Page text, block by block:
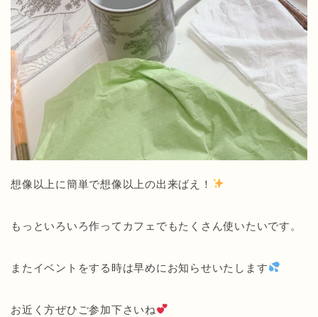
想像以上に簡単で想像以上の出来ばえ！
もっといろいろ作ってカフェでもたくさん使いたいです。
またイベントをする時は早めにお知らせいたします
お近く方ぜひご参加下さいね